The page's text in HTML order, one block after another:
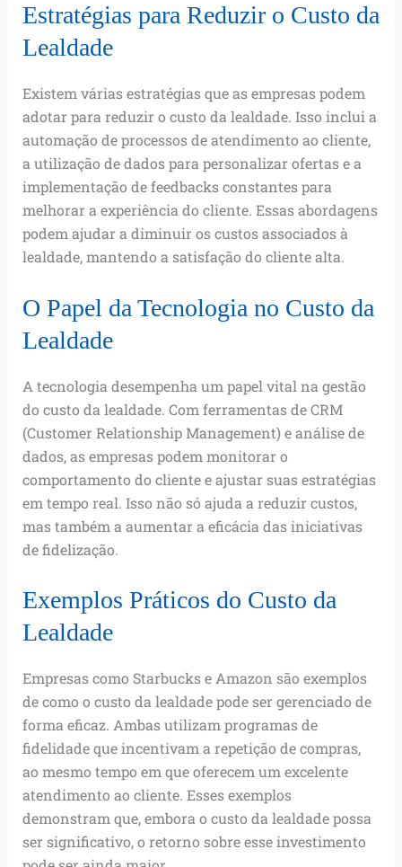
Estratégias para Reduzir o Custo da
Lealdade
Existem várias estratégias que as empresas podem
adotar para reduzir o custo da lealdade. Isso inclui a
automação de processos de atendimento ao cliente,
a utilização de dados para personalizar ofertas e a
implementação de feedbacks constantes para
melhorar a experiência do cliente. Essas abordagens
podem ajudar a diminuir os custos associados à
lealdade, mantendo a satisfação do cliente alta.
O Papel da Tecnologia no Custo da
Lealdade
A tecnologia desempenha um papel vital na gestão
do custo da lealdade. Com ferramentas de CRM
(Customer Relationship Management) e análise de
dados, as empresas podem monitorar o
comportamento do cliente e ajustar suas estratégias
em tempo real. Isso não só ajuda a reduzir custos,
mas também a aumentar a eficácia das iniciativas
de fidelização.
Exemplos Práticos do Custo da
Lealdade
Empresas como Starbucks e Amazon são exemplos
de como o custo da lealdade pode ser gerenciado de
forma eficaz. Ambas utilizam programas de
fidelidade que incentivam a repetição de compras,
ao mesmo tempo em que oferecem um excelente
atendimento ao cliente. Esses exemplos
demonstram que, embora o custo da lealdade possa
ser significativo, o retorno sobre esse investimento